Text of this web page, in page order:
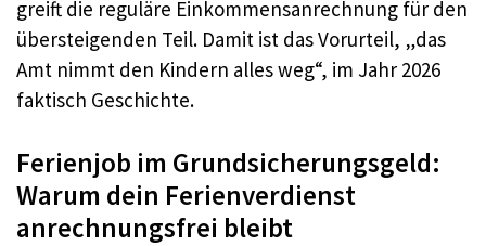
greift die reguläre Einkommensanrechnung für den
übersteigenden Teil. Damit ist das Vorurteil, „das
Amt nimmt den Kindern alles weg“, im Jahr 2026
faktisch Geschichte.
Ferienjob im Grundsicherungsgeld:
Warum dein Ferienverdienst
anrechnungsfrei bleibt